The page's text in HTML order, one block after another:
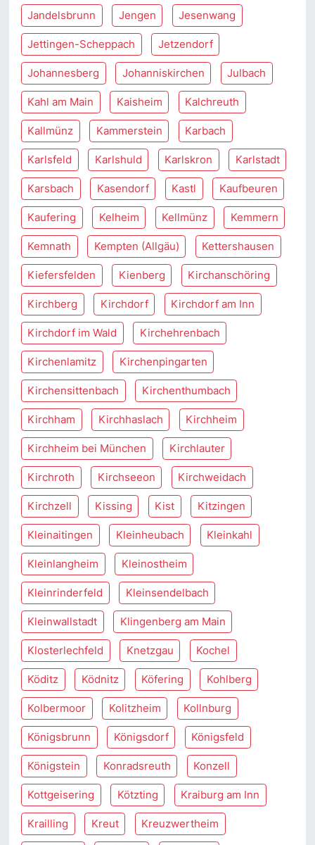
Jandelsbrunn Jengen Jesenwang
Jettingen-Scheppach Jetzendorf
Johannesberg Johanniskirchen Julbach
Kahl am Main Kaisheim Kalchreuth
Kallmünz Kammerstein Karbach
Karlsfeld Karlshuld Karlskron Karlstadt
Karsbach Kasendorf Kastl Kaufbeuren
Kaufering Kelheim Kellmünz Kemmern
Kemnath Kempten (Allgäu) Kettershausen
Kiefersfelden Kienberg Kirchanschöring
Kirchberg Kirchdorf Kirchdorf am Inn
Kirchdorf im Wald Kirchehrenbach
Kirchenlamitz Kirchenpingarten
Kirchensittenbach Kirchenthumbach
Kirchham Kirchhaslach Kirchheim
Kirchheim bei München Kirchlauter
Kirchroth Kirchseeon Kirchweidach
Kirchzell Kissing Kist Kitzingen
Kleinaitingen Kleinheubach Kleinkahl
Kleinlangheim Kleinostheim
Kleinrinderfeld Kleinsendelbach
Kleinwallstadt Klingenberg am Main
Klosterlechfeld Knetzgau Kochel
Köditz Ködnitz Köfering Kohlberg
Kolbermoor Kolitzheim Kollnburg
Königsbrunn Königsdorf Königsfeld
Königstein Konradsreuth Konzell
Kottgeisering Kötzting Kraiburg am Inn
Krailling Kreut Kreuzwertheim